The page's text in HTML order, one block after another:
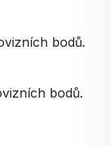
bodů.
bodů.